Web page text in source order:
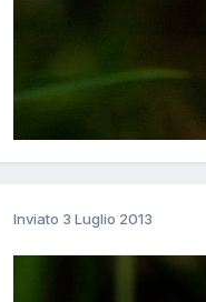
Inviato 3 Luglio 2013